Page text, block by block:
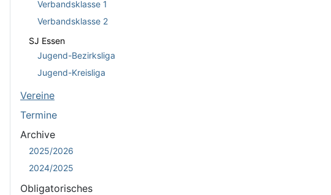
Verbandsklasse 1
Verbandsklasse 2
SJ Essen
Jugend-Bezirksliga
Jugend-Kreisliga
Vereine
Termine
Archive
2025/2026
2024/2025
Obligatorisches